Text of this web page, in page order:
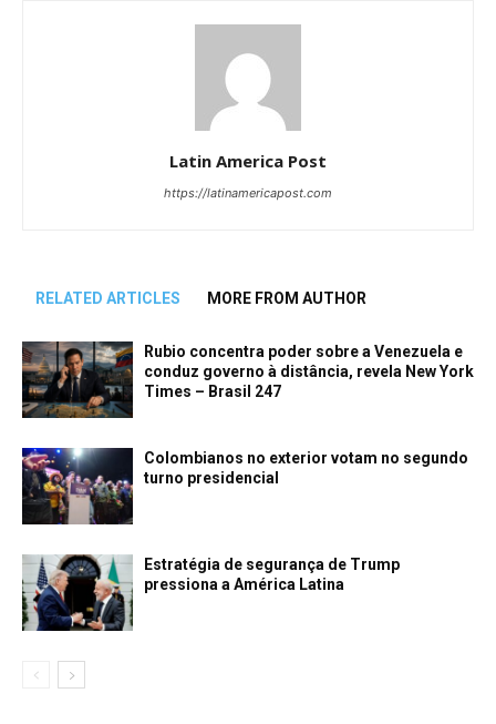
Latin America Post
https://latinamericapost.com
RELATED ARTICLES MORE FROM AUTHOR
Rubio concentra poder sobre a Venezuela e
conduz governo à distância, revela New York
Times – Brasil 247
Colombianos no exterior votam no segundo
turno presidencial
Estratégia de segurança de Trump
pressiona a América Latina